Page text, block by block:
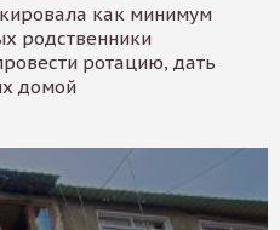
как минимум
родственники
ротацию, дать
домой